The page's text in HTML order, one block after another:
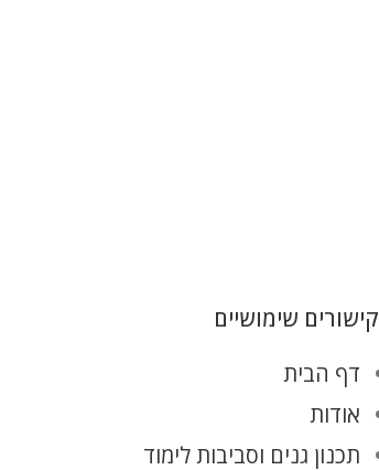
קישורים שימושיים
דף הבית
אודות
תכנון גנים וסביבות לימוד